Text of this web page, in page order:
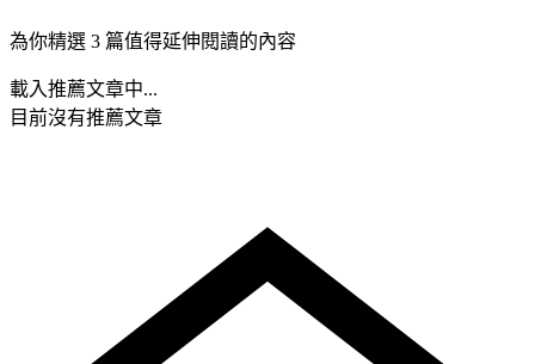
為你精選 3 篇值得延伸閱讀的內容
載入推薦文章中...
目前沒有推薦文章